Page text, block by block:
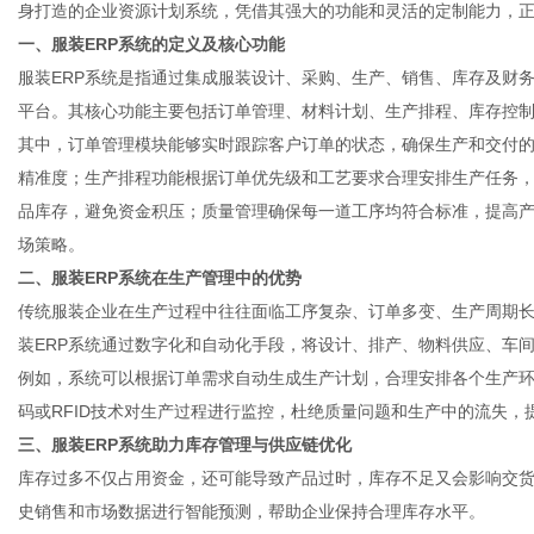
身打造的企业资源计划系统，凭借其强大的功能和灵活的定制能力，
一、服装ERP系统的定义及核心功能
服装ERP系统是指通过集成服装设计、采购、生产、销售、库存及财
平台。其核心功能主要包括订单管理、材料计划、生产排程、库存控
其中，订单管理模块能够实时跟踪客户订单的状态，确保生产和交付
精准度；生产排程功能根据订单优先级和工艺要求合理安排生产任务
品库存，避免资金积压；质量管理确保每一道工序均符合标准，提高
场策略。
二、服装ERP系统在生产管理中的优势
传统服装企业在生产过程中往往面临工序复杂、订单多变、生产周期
装ERP系统通过数字化和自动化手段，将设计、排产、物料供应、车
例如，系统可以根据订单需求自动生成生产计划，合理安排各个生产
码或RFID技术对生产过程进行监控，杜绝质量问题和生产中的流失，
三、服装ERP系统助力库存管理与供应链优化
库存过多不仅占用资金，还可能导致产品过时，库存不足又会影响交
史销售和市场数据进行智能预测，帮助企业保持合理库存水平。